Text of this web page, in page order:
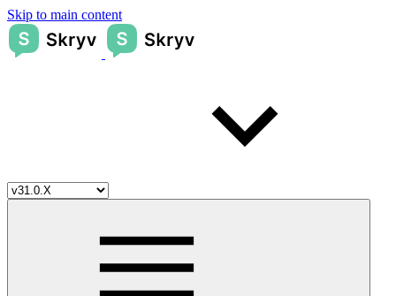
Skip to main content